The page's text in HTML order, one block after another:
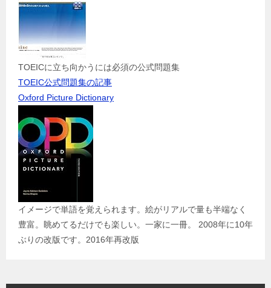
TOEICに立ち向かうには必須の公式問題集
TOEIC公式問題集の記事
Oxford Picture Dictionary
イメージで単語を覚えられます。絵がリアルで量も半端なく
豊富。眺めてるだけでも楽しい。一家に一冊。 2008年に10年
ぶりの改版です。2016年再改版